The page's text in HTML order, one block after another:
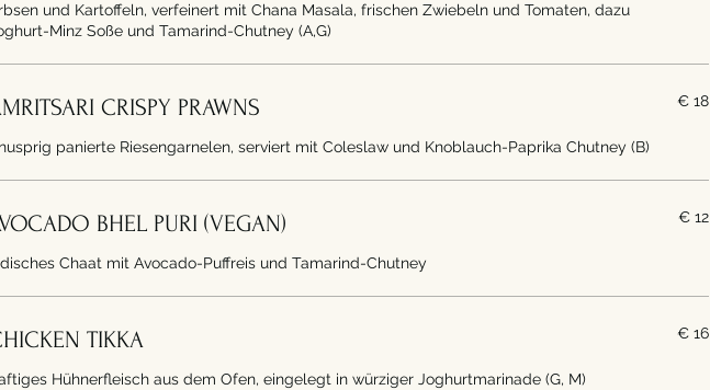
und Kartoffeln, verfeinert mit Chana Masala, frischen Zwiebeln und Tomaten, dazu
Minz Soße und Tamarind-Chutney (A,G)
CRISPY PRAWNS
panierte Riesengarnelen, serviert mit Coleslaw und Knoblauch-Paprika Chutney (B)
€ 18
BHEL PURI (VEGAN)
Chaat mit Avocado-Puffreis und Tamarind-Chutney
€ 12
TIKKA
Hühnerfleisch aus dem Ofen, eingelegt in würziger Joghurtmarinade (G, M)
€ 16